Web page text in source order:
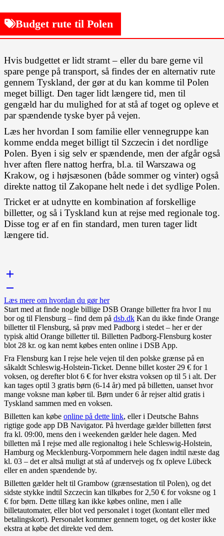
Budget rute til Polen
Hvis budgettet er lidt stramt – eller du bare gerne vil
spare penge på transport, så findes der en alternativ rute
gennem Tyskland, der gør at du kan komme til Polen
meget billigt. Den tager lidt længere tid, men til
gengæld har du mulighed for at stå af toget og opleve et
par spændende tyske byer på vejen.
Læs her hvordan I som familie eller vennegruppe kan
komme endda meget billigt til Szczecin i det nordlige
Polen. Byen i sig selv er spændende, men der afgår også
hver aften flere nattog herfra, bl.a. til Warszawa og
Krakow, og i højsæsonen (både sommer og vinter) også
direkte nattog til Zakopane helt nede i det sydlige Polen.
Tricket er at udnytte en kombination af forskellige
billetter, og så i Tyskland kun at rejse med regionale tog.
Disse tog er af en fin standard, men turen tager lidt
længere tid.
Læs mere om hvordan du gør her
Start med at finde nogle billige DSB Orange billetter fra hvor I nu
bor og til Flensburg – find dem på dsb.dk Kan du ikke finde Orange
billetter til Flensburg, så prøv med Padborg i stedet – her er der
typisk altid Orange billetter til. Billetten Padborg-Flensburg koster
blot 28 kr. og kan nemt købes enten online i DSB App.
Fra Flensburg kan I rejse hele vejen til den polske grænse på en
såkaldt Schleswig-Holstein-Ticket. Denne billet koster 29 € for 1
voksen, og derefter blot 6 € for hver ekstra voksen op til 5 i alt. Der
kan tages optil 3 gratis børn (6-14 år) med på billetten, uanset hvor
mange voksne man køber til. Børn under 6 år rejser altid gratis i
Tyskland sammen med en voksen.
Billetten kan købe online på dette link, eller i Deutsche Bahns
rigtige gode app DB Navigator. På hverdage gælder billetten først
fra kl. 09:00, mens den i weekenden gælder hele dagen. Med
billetten må I rejse med alle regionaltog i hele Schleswig-Holstein,
Hamburg og Mecklenburg-Vorpommern hele dagen indtil næste dag
kl. 03 – det er altså muligt at stå af undervejs og fx opleve Lübeck
eller en anden spændende by.
Billetten gælder helt til Grambow (grænsestation til Polen), og det
sidste stykke indtil Szczecin kan tilkøbes for 2,50 € for voksne og 1
€ for børn. Dette tillæg kan ikke købes online, men i alle
billetautomater, eller blot ved personalet i toget (kontant eller med
betalingskort). Personalet kommer gennem toget, og det koster ikke
ekstra at købe det direkte ved dem.